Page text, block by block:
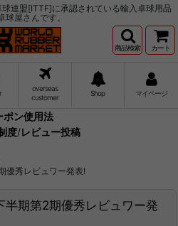
連盟[ITTF]に承認されている輸入卓球用品
球屋さんです。
商品検索 カート
overseas
customer
Shop マイページ
ポン使用法
度/レビュー投稿
優秀レビュワー発表!
半期第2期優秀レビュワー発